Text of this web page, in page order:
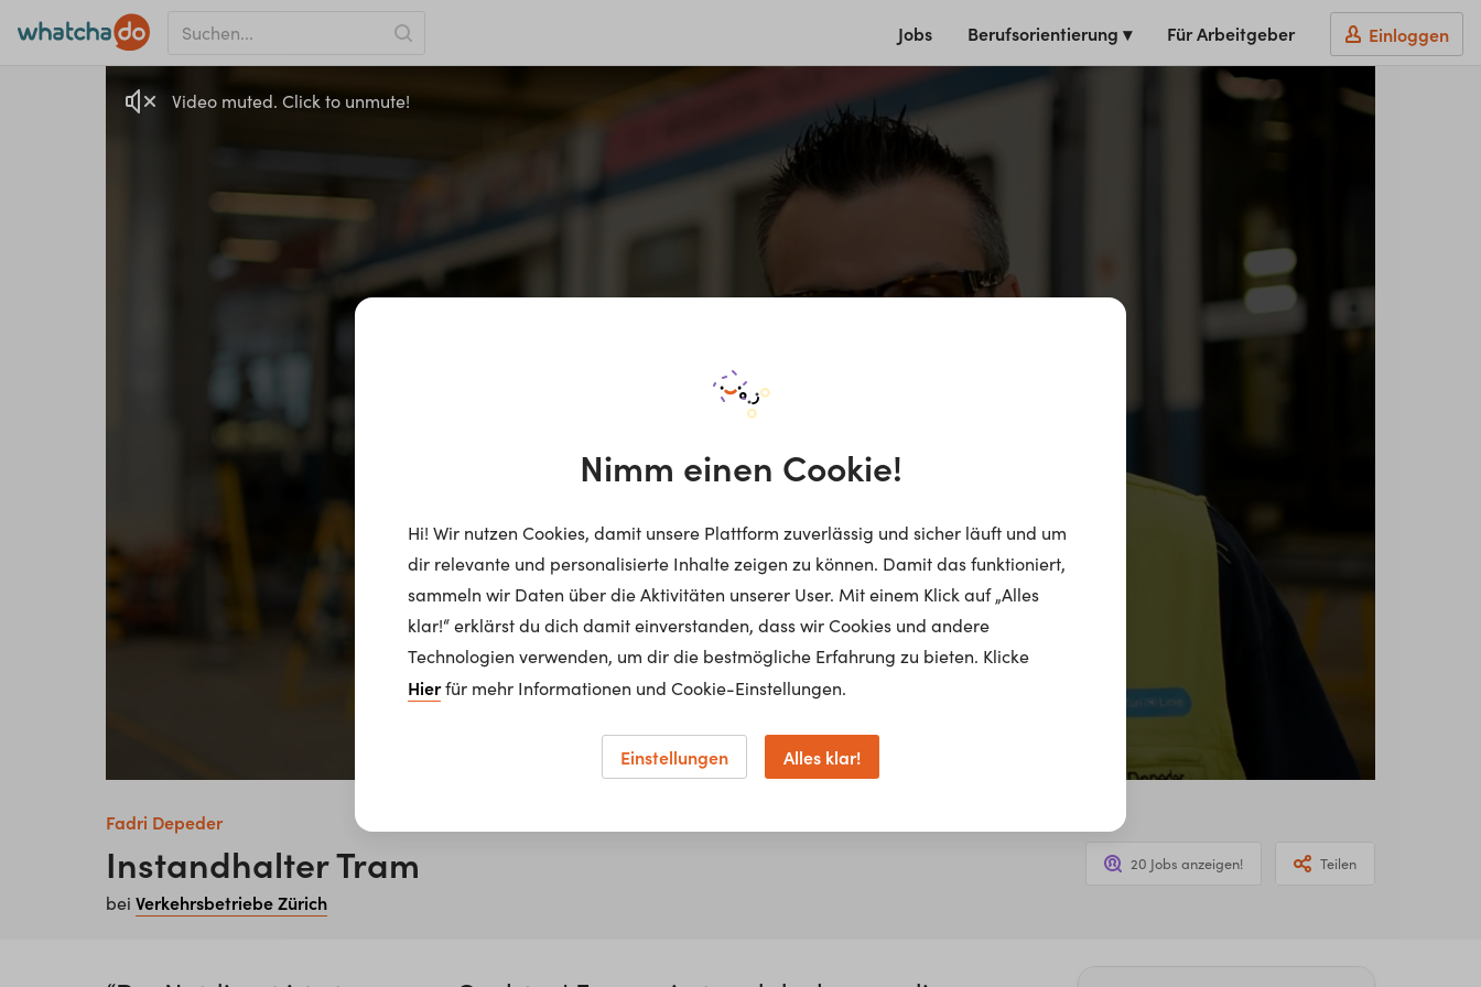
Jobs Berufsorientierung ▾ Für Arbeitgeber Einloggen
Video muted. Click to unmute!
Fadri Depeder
Instandhalter Tram
bei Verkehrsbetriebe Zürich
20 Jobs anzeigen! Teilen
Nimm einen Cookie!
Hi! Wir nutzen Cookies, damit unsere Plattform zuverlässig und sicher läuft und um
dir relevante und personalisierte Inhalte zeigen zu können. Damit das funktioniert,
sammeln wir Daten über die Aktivitäten unserer User. Mit einem Klick auf „Alles
klar!“ erklärst du dich damit einverstanden, dass wir Cookies und andere
Technologien verwenden, um dir die bestmögliche Erfahrung zu bieten. Klicke
Hierfür mehr Informationen und Cookie-Einstellungen.
Einstellungen Alles klar!